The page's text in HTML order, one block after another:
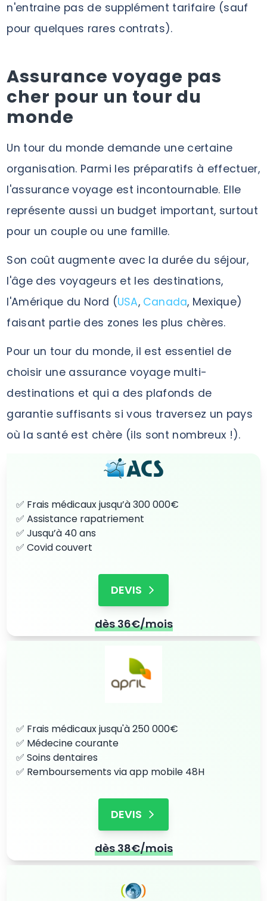
n'entraine pas de supplément tarifaire (sauf
pour quelques rares contrats).
Assurance voyage pas
cher pour un tour du
monde
Un tour du monde demande une certaine
organisation. Parmi les préparatifs à effectuer,
l'assurance voyage est incontournable. Elle
représente aussi un budget important, surtout
pour un couple ou une famille.
Son coût augmente avec la durée du séjour,
l'âge des voyageurs et les destinations,
l'Amérique du Nord (USA, Canada, Mexique)
faisant partie des zones les plus chères.
Pour un tour du monde, il est essentiel de
choisir une assurance voyage multi-
destinations et qui a des plafonds de
garantie suffisants si vous traversez un pays
où la santé est chère (ils sont nombreux !).
✅ Frais médicaux jusqu’à 300 000€
✅ Assistance rapatriement
✅ Jusqu’à 40 ans
✅ Covid couvert
DEVIS
dès 36€/mois
✅ Frais médicaux jusqu'à 250 000€
✅ Médecine courante
✅ Soins dentaires
✅ Remboursements via app mobile 48H
DEVIS
dès 38€/mois